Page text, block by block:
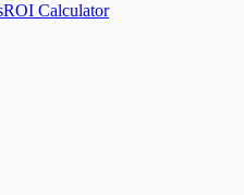
ROI Calculator